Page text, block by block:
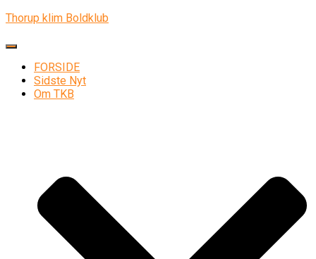
Thorup klim Boldklub
Skift navigation
FORSIDE
Sidste Nyt
Om TKB